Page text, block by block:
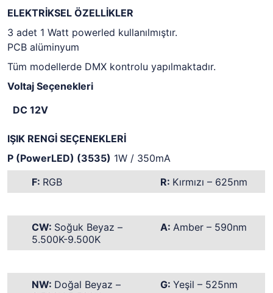
ELEKTRİKSEL ÖZELLİKLER
3 adet 1 Watt powerled kullanılmıştır.
PCB alüminyum
Tüm modellerde DMX kontrolu yapılmaktadır.
Voltaj Seçenekleri
DC 12V
IŞIK RENGİ SEÇENEKLERİ
P (PowerLED) (3535) 1W / 350mA
F: RGB R: Kırmızı – 625nm
CW: Soğuk Beyaz –
5.500K-9.500K
A: Amber – 590nm
NW: Doğal Beyaz –
G: Yeşil – 525nm